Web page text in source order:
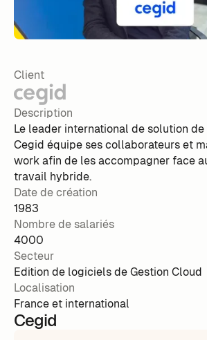
Client
Description
Le leader international de solution
Cegid équipe ses collaborateurs et
work afin de les accompagner face
travail hybride.
Date de création
1983
Nombre de salariés
4000
Secteur
Edition de logiciels de Gestion Cloud
Localisation
France et international
Cegid